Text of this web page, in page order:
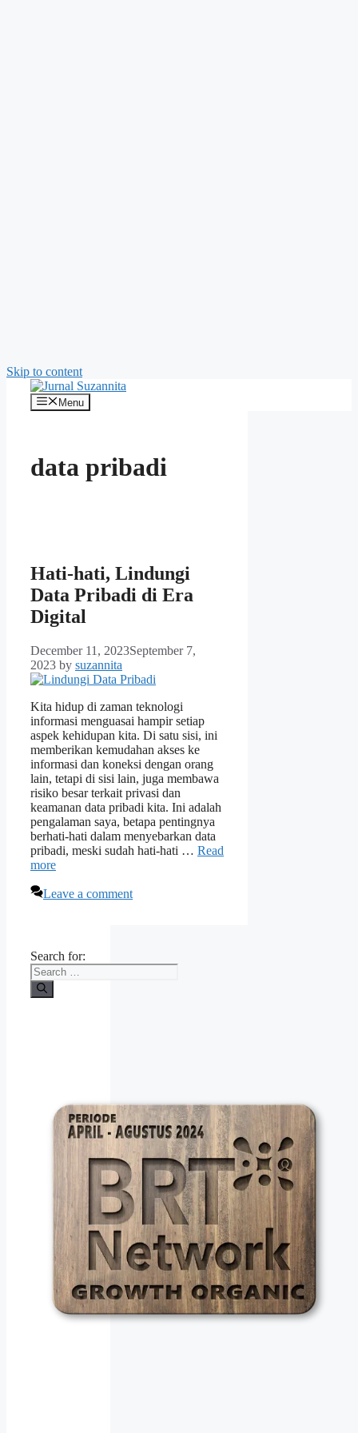
Skip to content
Menu
data pribadi
Hati-hati, Lindungi
Data Pribadi di Era
Digital
December 11, 2023September 7,
2023 by suzannita
Kita hidup di zaman teknologi
informasi menguasai hampir setiap
aspek kehidupan kita. Di satu sisi, ini
memberikan kemudahan akses ke
informasi dan koneksi dengan orang
lain, tetapi di sisi lain, juga membawa
risiko besar terkait privasi dan
keamanan data pribadi kita. Ini adalah
pengalaman saya, betapa pentingnya
berhati-hati dalam menyebarkan data
pribadi, meski sudah hati-hati … Read
more
Leave a comment
Search for: